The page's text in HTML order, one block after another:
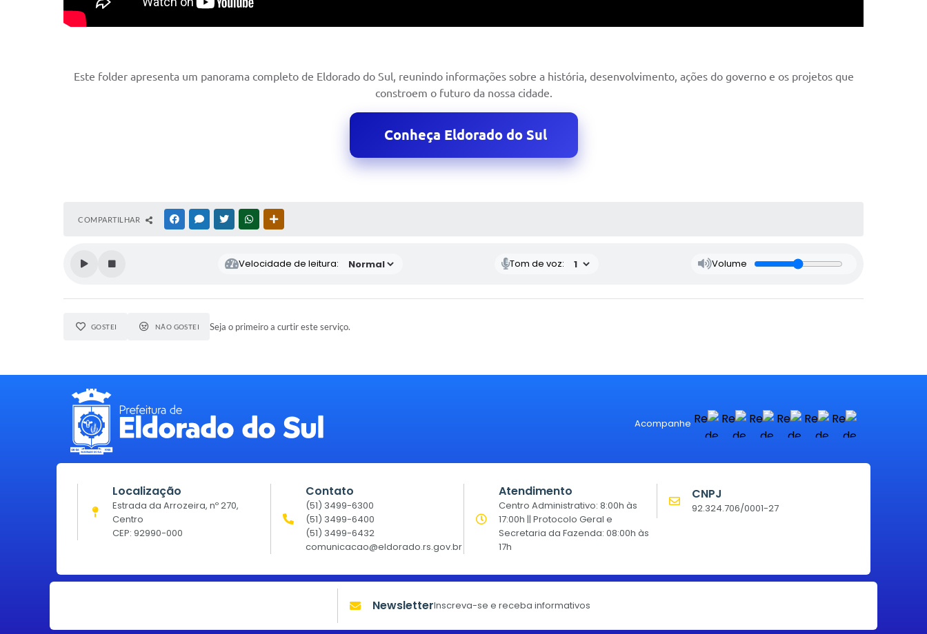
Este folder apresenta um panorama completo de Eldorado do Sul, reunindo informações sobre a história, desenvolvimento, ações do governo e os projetos que
constroem o futuro da nossa cidade.
Conheça Eldorado do Sul
COMPARTILHAR FACEBOOKMESSENGER
TWITTERWHATSAPP
Velocidade de leitura: Tom de voz: Volume
GOSTEI NÃO GOSTEI Seja o primeiro a curtir este serviço.
NewsletterInscreva-se e receba informativos
Acompanhe
Localização
Estrada da Arrozeira, nº 270,
Centro
CEP: 92990-000
Contato
(51) 3499-6300
(51) 3499-6400
(51) 3499-6432
comunicacao@eldorado.rs.gov.br
Atendimento
Centro Administrativo: 8:00h às
17:00h || Protocolo Geral e
Secretaria da Fazenda: 08:00h às
17h
CNPJ
92.324.706/0001-27